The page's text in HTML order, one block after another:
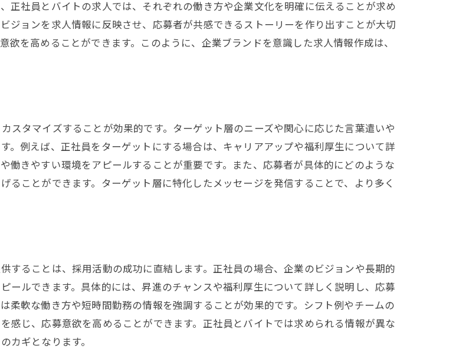
頼を得るためのコミュニケーション
を惹きつける包容力ある求人
正社員とバイトの求人では、それぞれの働き方や企業文化を明確に伝えることが求め
ジョンを求人情報に反映させ、応募者が共感できるストーリーを作り出すことが大切
を高めることができます。このように、企業ブランドを意識した求人情報作成は、
スタマイズすることが効果的です。ターゲット層のニーズや関心に応じた言葉遣いや
。例えば、正社員をターゲットにする場合は、キャリアアップや福利厚生について詳
働きやすい環境をアピールすることが重要です。また、応募者が具体的にどのような
ことができます。ターゲット層に特化したメッセージを発信することで、より多く
することは、採用活動の成功に直結します。正社員の場合、企業のビジョンや長期的
ールできます。具体的には、昇進のチャンスや福利厚生について詳しく説明し、応募
柔軟な働き方や短時間勤務の情報を強調することが効果的です。シフト例やチームの
感じ、応募意欲を高めることができます。正社員とバイトでは求められる情報が異な
カギとなります。